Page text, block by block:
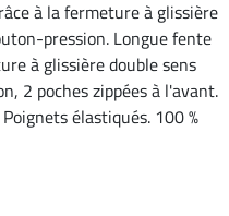
à la fermeture à glissière
pression. Longue fente
à glissière double sens
2 poches zippées à l'avant.
élastiqués. 100 %